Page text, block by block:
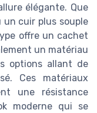
élégante. Que
cuir plus souple
offre un cachet
un matériau
options allant de
Ces matériaux
une résistance
moderne qui se